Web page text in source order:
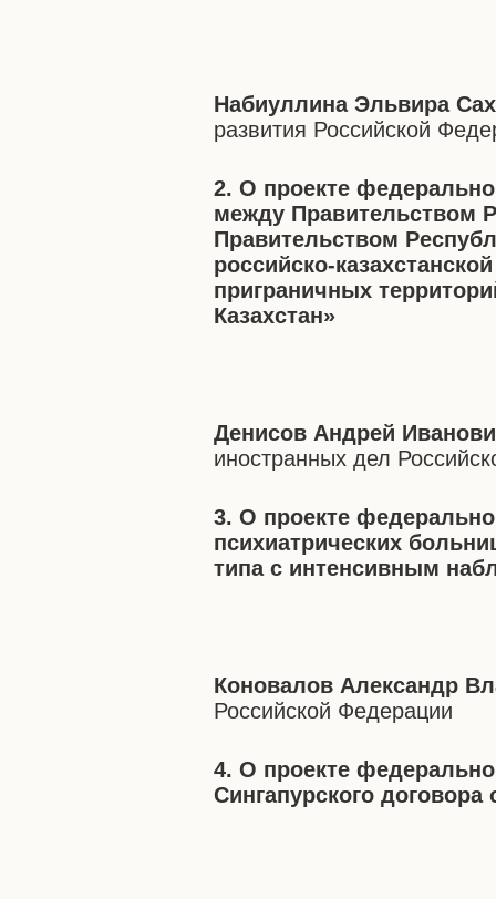
Набиуллина Эльвира
развития Российской
2. О проекте
между Правительством
Правительством
российско-
приграничных
Казахстан»
Денисов Андрей
иностранных дел
3. О проекте
психиатрических
типа с интенсивным
Коновалов Александр
Российской Федерации
4. О проекте
Сингапурского